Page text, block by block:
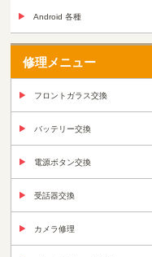
Android 各種
修理メニュー
フロントガラス交換
バッテリー交換
電源ボタン交換
受話器交換
カメラ修理